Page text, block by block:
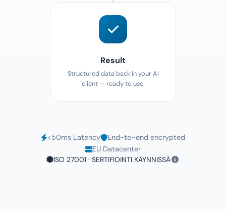
Result
Structured data back in your AI
client — ready to use.
<50ms Latency
End-to-end encrypted
EU Datacenter
ISO 27001 · SERTIFIOINTI KÄYNNISSÄ